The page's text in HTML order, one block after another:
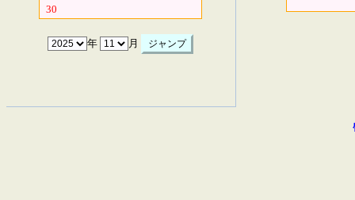
30
年 月